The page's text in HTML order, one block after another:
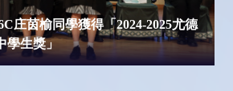
庄茵榆同學獲得「2024-2025尤德
學生獎」